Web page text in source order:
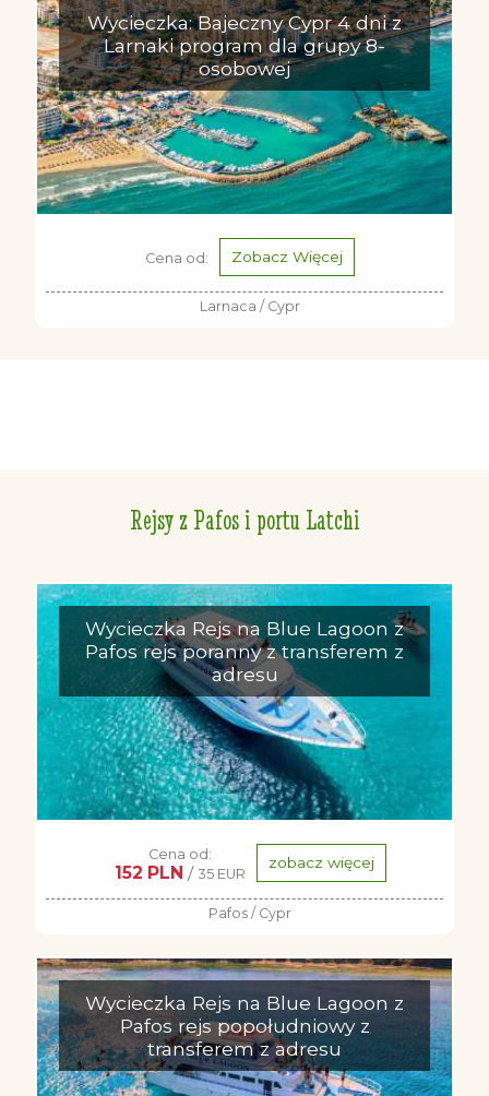
Wycieczka: Bajeczny Cypr 4 dni z
Larnaki program dla grupy 8-
osobowej
Cena od: Zobacz Więcej
Larnaca / Cypr
Rejsy z Pafos i portu Latchi
Wycieczka Rejs na Blue Lagoon z
Pafos rejs poranny z transferem z
adresu
Cena od:
152 PLN / 35 EUR
zobacz więcej
Pafos / Cypr
Wycieczka Rejs na Blue Lagoon z
Pafos rejs popołudniowy z
transferem z adresu